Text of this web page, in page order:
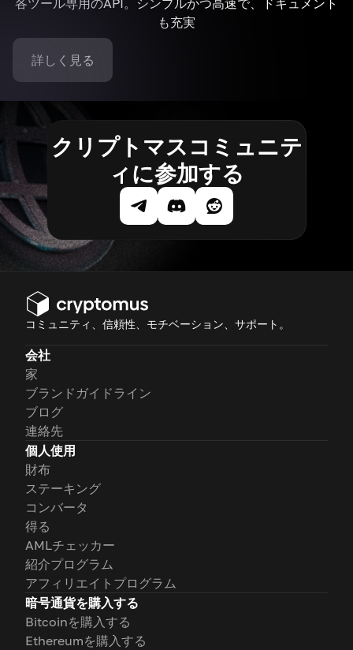
各ツール専用のAPI。シンプルかつ高速で、ドキュメント
も充実
詳しく見る
クリプトマスコミュニテ
ィに参加する
コミュニティ、信頼性、モチベーション、サポート。
会社
家
ブランドガイドライン
ブログ
連絡先
個人使用
財布
ステーキング
コンバータ
得る
AMLチェッカー
紹介プログラム
アフィリエイトプログラム
暗号通貨を購入する
Bitcoinを購入する
Ethereumを購入する